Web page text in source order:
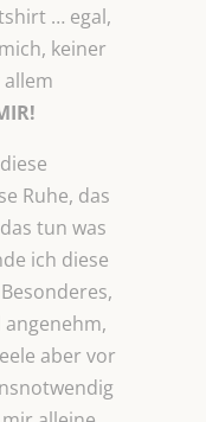
… egal,
keiner
Ruhe, das
tun was
ich diese
angenehm,
aber vor